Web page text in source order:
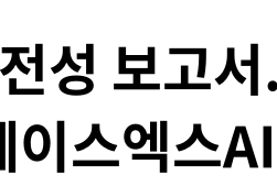
성 보고
이스엑스